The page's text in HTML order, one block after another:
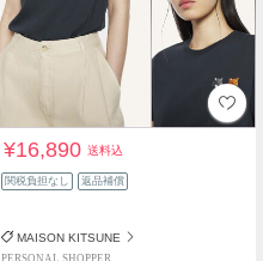
¥16,890送料込
関税負担なし 返品補償
MAISON KITSUNE